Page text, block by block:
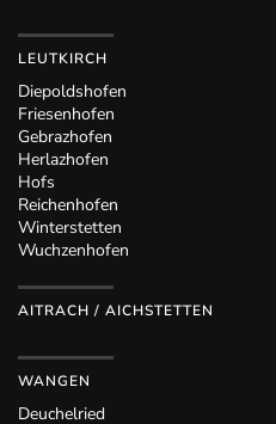
LEUTKIRCH
Diepoldshofen
Friesenhofen
Gebrazhofen
Herlazhofen
Hofs
Reichenhofen
Winterstetten
Wuchzenhofen
AITRACH / AICHSTETTEN
WANGEN
Deuchelried